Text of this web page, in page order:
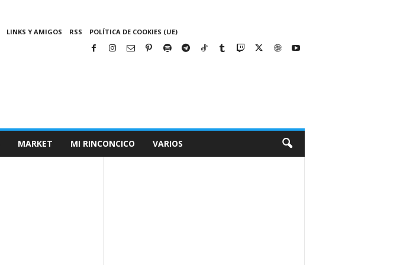
LINKS Y AMIGOS RSS POLÍTICA DE COOKIES (UE)
MARKET MI RINCONCICO VARIOS